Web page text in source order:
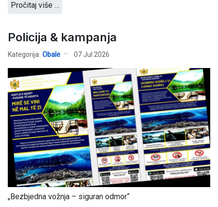
Pročitaj više …
Policija & kampanja
Kategorija: Obale 07 Jul 2026
„Bezbjedna vožnja – siguran odmor“